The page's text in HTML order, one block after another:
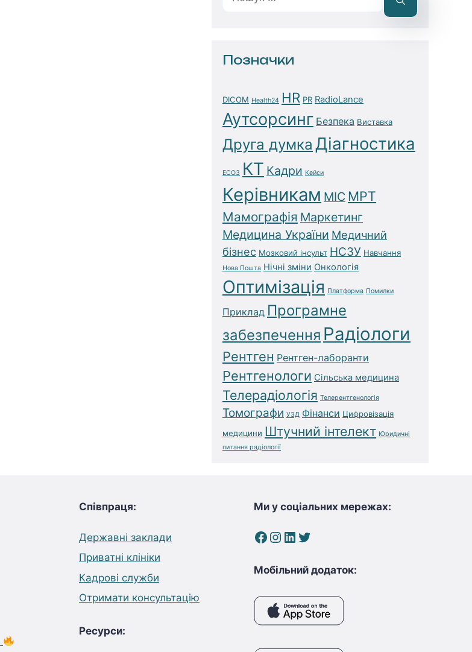
Позначки
DICOM Health24 HR PR RadioLance
Аутсорсинг Безпека Виставка
Друга думка Діагностика
ЕСОЗ КТ Кадри Кейси
Керівникам МІС МРТ
Мамографія Маркетинг
Медицина України Медичний
бізнес Мозковий інсульт НСЗУ Навчання
Нова Пошта Нічні зміни Онкологія
Оптимізація Платформа Помилки
Приклад Програмне
забезпечення Радіологи
Рентген Рентген-лаборанти
Рентгенологи Сільська медицина
Телерадіологія Телерентгенологія
Томографи УЗД Фінанси Цифровізація
медицини Штучний інтелект Юридичні
питання радіології
Співпраця:
Державні заклади
Приватні клініки
Кадрові служби
Отримати консультацію
Ресурси:
Ми у соціальних мережах:
Facebook
Instagram
LinkedIn
Twitter
Мобільний додаток: